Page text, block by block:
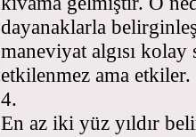
dayanaklarla
maneviyat algısı kolay
etkilenmez ama
4.
En az iki yüz yıldır